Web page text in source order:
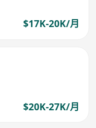
$17K-20K/月
$20K-27K/月